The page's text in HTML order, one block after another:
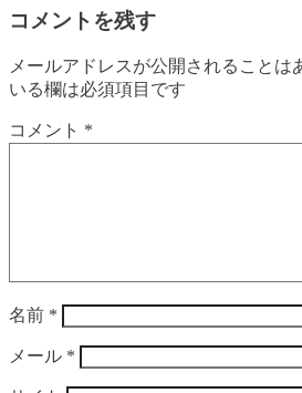
コメントを残す
メールアドレスが公開されることは
いる欄は必須項目です
コメント *
名前 *
メール *